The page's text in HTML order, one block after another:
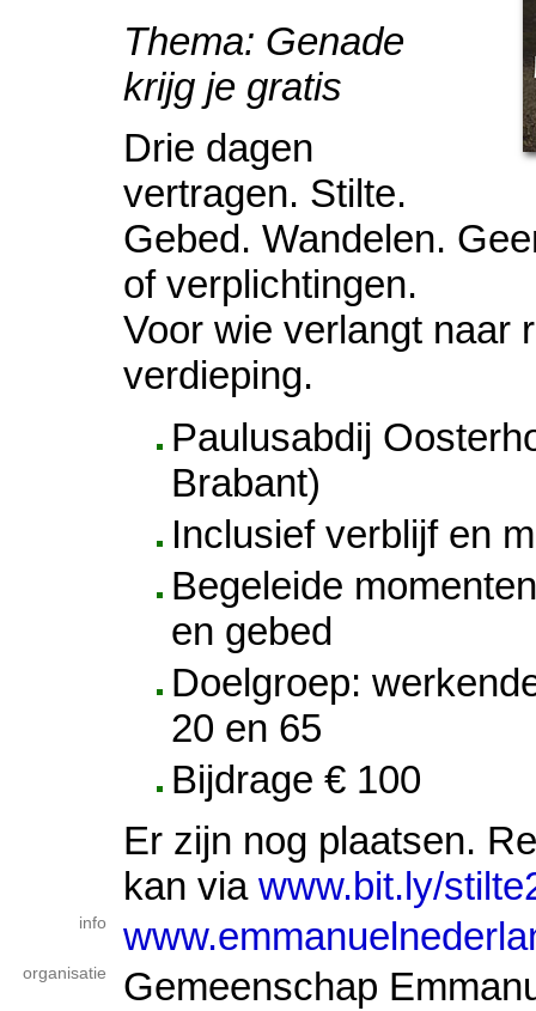
Thema: Genade
krijg je gratis
Drie dagen
vertragen. Stilte.
Gebed. Wandelen.
of verplichtingen.
Voor wie verlangt naar
verdieping.
Paulusabdij
Brabant)
Inclusief verblijf en
Begeleide
en gebed
Doelgroep:
20 en 65
Bijdrage € 100
Er zijn nog plaatsen.
kan via www.bit.ly/
info
organisatie Gemeenschap